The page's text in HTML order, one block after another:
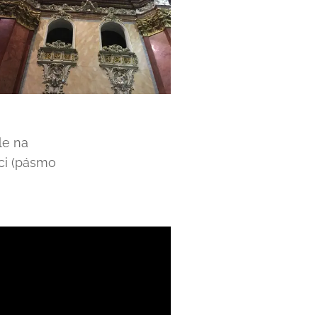
na
(pásmo